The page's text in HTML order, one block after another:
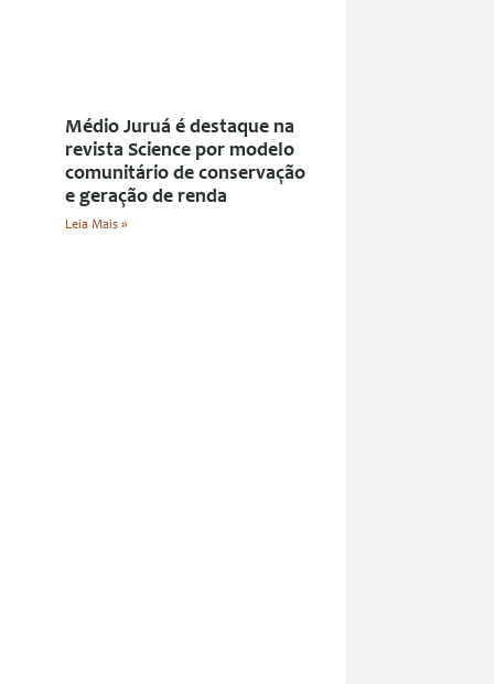
Médio Juruá é destaque na
revista Science por modelo
comunitário de conservação
e geração de renda
Leia Mais »